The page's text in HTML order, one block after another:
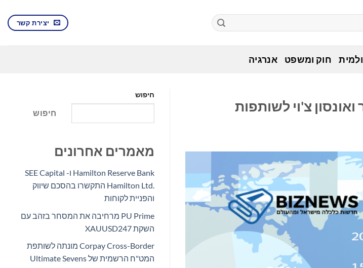
יצירת קשר
חוק ומשפט אנרגיה
צ'וי לשותפות
חיפוש
חיפוש
מאמרים אחרונים
Hamilton Reserve Bank ו- SEE Capital
Hamilton Ltd.‎ התקשרו בהסכם שיווק
והפניית לקוחות
PU Prime מרחיבה את המסחר בזהב עם
השקת XAUUSD247
Corpay Cross-Border מונתה לשותפת
המט"ח הרשמית של Ultimate Sevens